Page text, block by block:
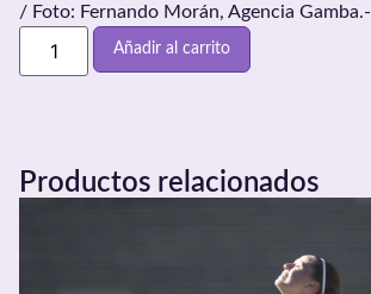
/ Foto: Fernando Morán, Agencia Gamba.-
Añadir al carrito
Productos relacionados